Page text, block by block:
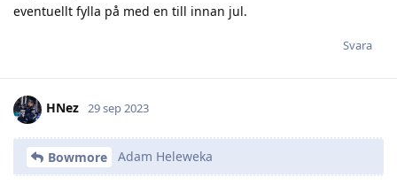
eventuellt fylla på med en till innan jul.
Svara
HNez 29 sep 2023
Bowmore Adam Heleweka